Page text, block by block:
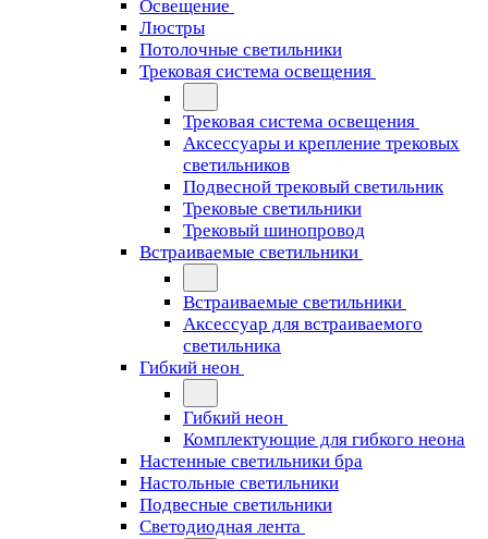
Освещение
Люстры
Потолочные светильники
Трековая система освещения
Трековая система освещения
Аксессуары и крепление трековых
светильников
Подвесной трековый светильник
Трековые светильники
Трековый шинопровод
Встраиваемые светильники
Встраиваемые светильники
Аксессуар для встраиваемого
светильника
Гибкий неон
Гибкий неон
Комплектующие для гибкого неона
Настенные светильники бра
Настольные светильники
Подвесные светильники
Светодиодная лента